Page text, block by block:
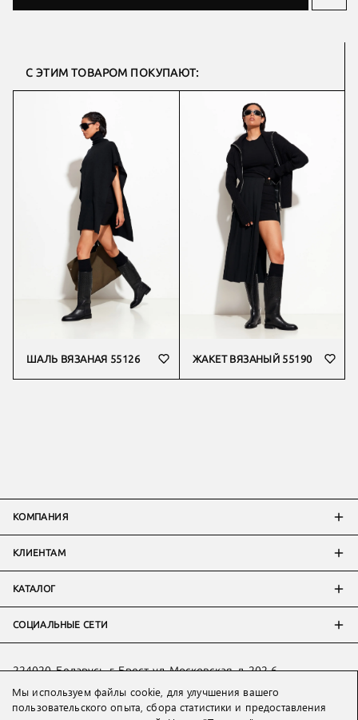
С ЭТИМ ТОВАРОМ ПОКУПАЮТ:
ШАЛЬ ВЯЗАНАЯ 55126 ЖАКЕТ ВЯЗАНЫЙ 55190
КОМПАНИЯ
КЛИЕНТАМ
КАТАЛОГ
СОЦИАЛЬНЫЕ СЕТИ
224020, Беларусь, г. Брест, ул. Московская, д. 202-6
Тел:+7 993 398 36 60(WhatsApp
Тел:+375 29 205 80 10( WhatsApp,Viber)
Мы используем файлы cookie, для улучшения вашего
пользовательского опыта, сбора статистики и предоставления